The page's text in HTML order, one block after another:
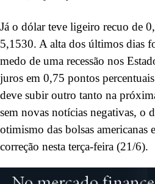
Já o dólar teve ligeiro recuo de
5,1530. A alta dos últimos dias
medo de uma recessão nos
juros em 0,75 pontos percentuais
deve subir outro tanto na
sem novas notícias negativas, o
otimismo das bolsas americanas
correção nesta terça-feira (21/6).